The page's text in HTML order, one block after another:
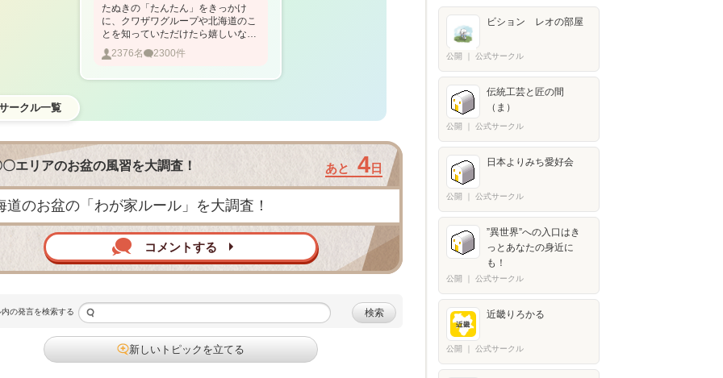
たぬきの「たんたん」をきっかけ
に、クワザワグループや北海道のこ
とを知っていただけたら嬉しいなと
いう思いで、この場所をはじめまし
た。みなさんが
2376名 2300件
ークル一覧
エリアのお盆の風習を大調査！ あと 4 日
道のお盆の「わが家ルール」を大調査！
コメントする
の発言を検索する 検索
新しいトピックを立てる
ビション レオの部屋
公開 公式サークル
伝統工芸と匠の間
（ま）
公開 公式サークル
日本よりみち愛好会
公開 公式サークル
”異世界”への入口はき
っとあなたの身近に
も！
公開 公式サークル
近畿りろかる
公開 公式サークル